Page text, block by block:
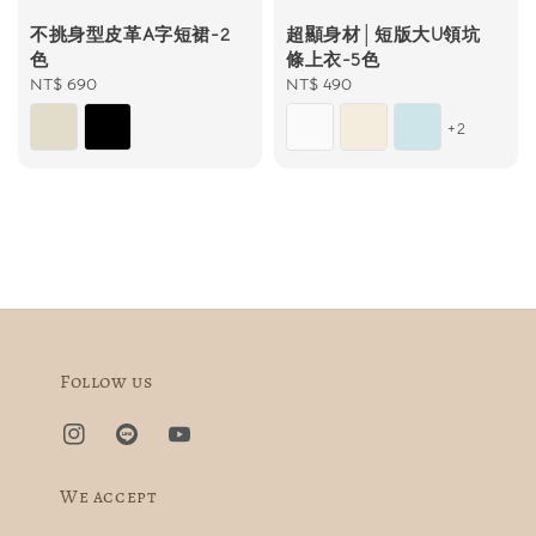
不挑身型皮革A字短裙-2
色
Regular
price
NT$ 690
超顯身材│短版大U領坑
條上衣-5色
Regular
price
NT$ 490
+2
Follow us
We accept